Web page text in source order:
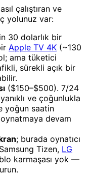
çalıştıran ve
yolunuz var:
30 dolarlık bir
Apple TV 4K (~130
ama tüketici
sürekli açık bir
($150–$500). 7/24
ve çoğunlukla
yoğun saatin
devam
; burada oynatıcı
Tizen, LG
karmaşası yok —